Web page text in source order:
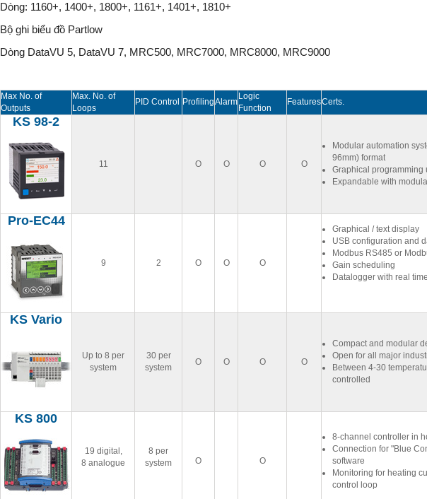
Dòng: 1160+, 1400+, 1800+, 1161+, 1401+, 1810+
Bộ ghi biểu đồ Partlow
Dòng DataVU 5, DataVU 7, MRC500, MRC7000, MRC8000, MRC9000
Max No. of
Outputs
Max. No. of
Loops
PID Control ProfilingAlarm
Logic
Function
FeaturesCerts.
KS 98-2
11 Ο Ο Ο Ο
Modular automation
96mm) format
Graphical programming
Expandable with
Pro-EC44
9 2 Ο Ο Ο
Graphical / text display
USB configuration and
Modbus RS485 or
Gain scheduling
Datalogger with real
KS Vario
Up to 8 per
system
30 per
system
Ο Ο Ο Ο
Compact and modular
Open for all major
Between 4-30
controlled
KS 800
19 digital,
8 analogue
8 per
system
Ο Ο
8-channel controller in
Connection for "Blue
software
Monitoring for heating
control loop